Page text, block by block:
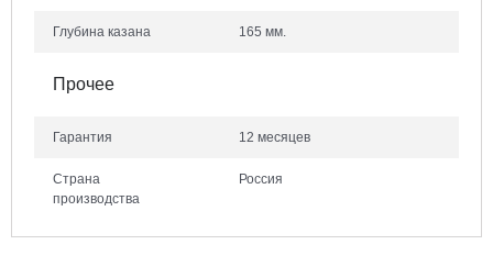
Глубина казана 165 мм.
Прочее
Гарантия 12 месяцев
Страна
производства
Россия